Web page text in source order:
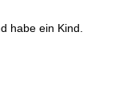
habe ein Kind.